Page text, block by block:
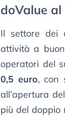
doValue al
Il settore dei
attività a
operatori del
0,5 euro, con
all’apertura
più del doppio